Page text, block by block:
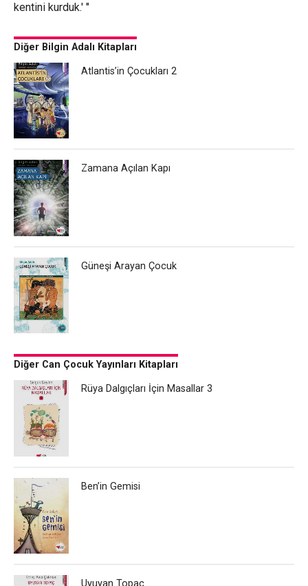
kentini kurduk.' "
Diğer Bilgin Adalı Kitapları
Atlantis’in Çocukları 2
Zamana Açılan Kapı
Güneşi Arayan Çocuk
Diğer Can Çocuk Yayınları Kitapları
Rüya Dalgıçları İçin Masallar 3
Ben’in Gemisi
Uyuyan Topaç